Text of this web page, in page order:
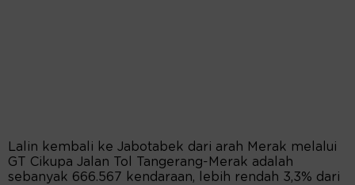
Lalin kembali ke Jabotabek dari arah Merak melalui
GT Cikupa Jalan Tol Tangerang-Merak adalah
sebanyak 666.567 kendaraan, lebih rendah 3,3% dari